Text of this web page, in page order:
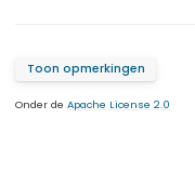
Toon opmerkingen
Onder de Apache License 2.0